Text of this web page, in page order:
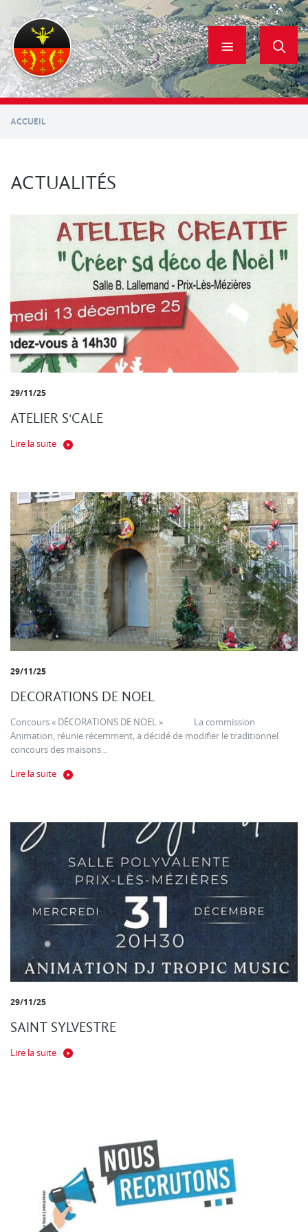
contenu
principal
ACCUEIL
ACTUALITÉS
29/11/25
ATELIER S'CALE
Lire la suite
29/11/25
DECORATIONS DE NOEL
Concours « DÉCORATIONS DE NOEL » La commission
Animation, réunie récemment, a décidé de modifier le traditionnel
concours des maisons...
Lire la suite
29/11/25
SAINT SYLVESTRE
Lire la suite